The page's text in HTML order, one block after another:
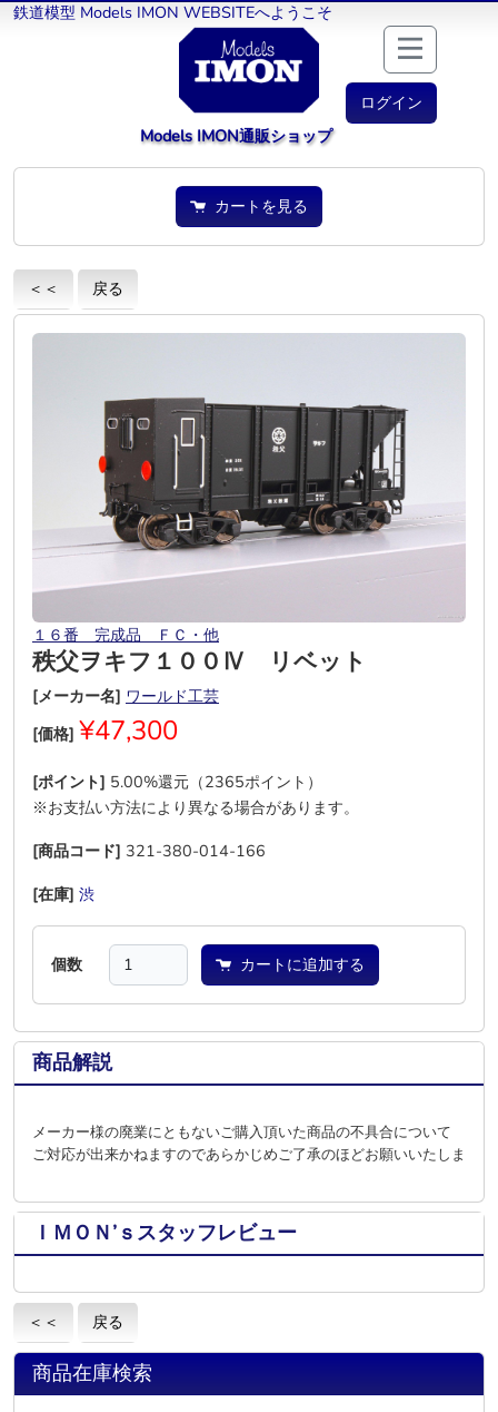
鉄道模型 Models IMON WEBSITEへようこそ
ログイン
Models IMON通販ショップ
カートを見る
＜＜ 戻る
１６番 完成品 ＦＣ・他
秩父ヲキフ１００Ⅳ リベット
[メーカー名] ワールド工芸
[価格] ¥47,300
[ポイント] 5.00%還元（2365ポイント）
※お支払い方法により異なる場合があります。
[商品コード] 321-380-014-166
[在庫] 渋
個数 カートに追加する
商品解説
メーカー様の廃業にともないご購入頂いた商品の不具合について
ご対応が出来かねますのであらかじめご了承のほどお願いいたします。
ＩＭＯＮ’ｓスタッフレビュー
＜＜ 戻る
商品在庫検索